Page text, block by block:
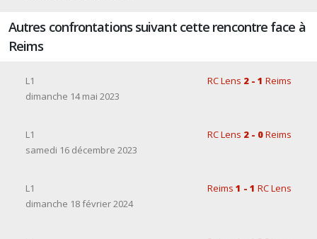
Autres confrontations suivant cette rencontre face à
Reims
L1 RC Lens 2 - 1 Reims
dimanche 14 mai 2023
L1 RC Lens 2 - 0Reims
samedi 16 décembre 2023
L1 Reims 1 - 1 RC Lens
dimanche 18 février 2024